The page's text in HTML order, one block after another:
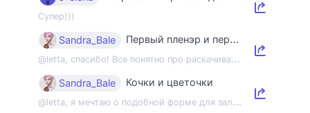
Супер)))
Sandra_Bale Первый пленэр и первый этюд
@
letta, спасибо! Все понятно про раскачивание пленэрной мышцы, но напомнить об э...
Sandra_Bale Кочки и цветочки
@
letta, я мечтаю о подобной форме для зала 😂